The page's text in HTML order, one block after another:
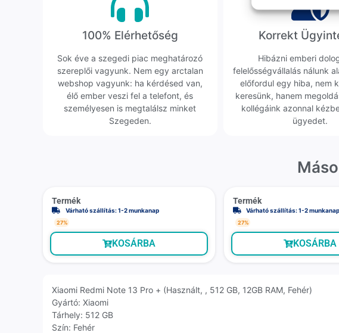
100% Elérhetőség
Sok éve a szegedi piac meghatározó
szereplői vagyunk. Nem egy arctalan
webshop vagyunk: ha kérdésed van,
élő ember veszi fel a telefont, és
személyesen is megtalálsz minket
Szegeden.
Korrekt
Hibázni emberi
felelősségvállalás nálunk
előfordul egy hiba, nem
keresünk, hanem
kollégáink azonnal
ügyedet.
Termék
Várható szállítás: 1-2 munkanap
27%
KOSÁRBA
Termék
Várható szállítás: 1-2 munkanap
27%
KOSÁRBA
Xiaomi Redmi Note 13 Pro + (Használt, , 512 GB, 12GB RAM, Fehér)
Gyártó: Xiaomi
Tárhely: 512 GB
Szín: Fehér